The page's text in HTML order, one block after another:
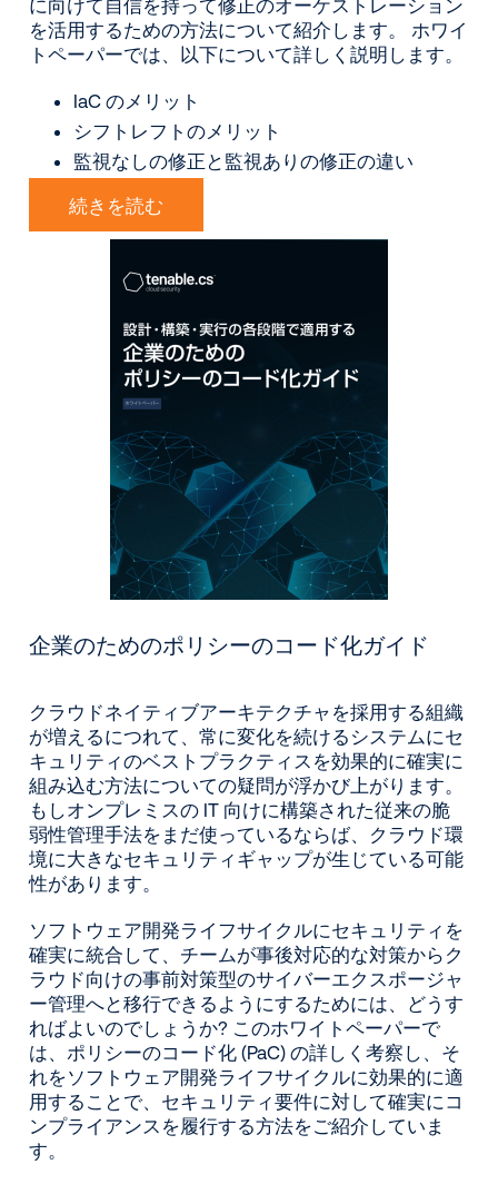
に向けて自信を持って修正のオーケストレーション
を活用するための方法について紹介します。 ホワイ
トペーパーでは、以下について詳しく説明します。
IaC のメリット
シフトレフトのメリット
監視なしの修正と監視ありの修正の違い
続きを読む
企業のためのポリシーのコード化ガイド
クラウドネイティブアーキテクチャを採用する組織
が増えるにつれて、常に変化を続けるシステムにセ
キュリティのベストプラクティスを効果的に確実に
組み込む方法についての疑問が浮かび上がります。
もしオンプレミスの IT 向けに構築された従来の脆
弱性管理手法をまだ使っているならば、クラウド環
境に大きなセキュリティギャップが生じている可能
性があります。
ソフトウェア開発ライフサイクルにセキュリティを
確実に統合して、チームが事後対応的な対策からク
ラウド向けの事前対策型のサイバーエクスポージャ
ー管理へと移行できるようにするためには、どうす
ればよいのでしょうか? このホワイトペーパーで
は、ポリシーのコード化 (PaC) の詳しく考察し、そ
れをソフトウェア開発ライフサイクルに効果的に適
用することで、セキュリティ要件に対して確実にコ
ンプライアンスを履行する方法をご紹介していま
す。